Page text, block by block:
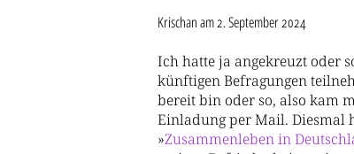
Krischanam 2. September 2024
Ich hatte ja angekreuzt oder
künftigen Befragungen
bereit bin oder so, also kam
Einladung per Mail. Diesmal
»Zusammenleben in